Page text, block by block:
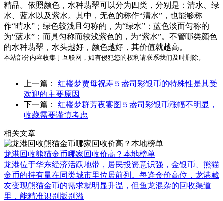
精品。依照颜色，水种翡翠可以分为四类，分别是：清水、绿
水、蓝水以及紫水。其中，无色的称作“清水”，也能够称
作“晴水”；绿色较浅且匀称的，为“绿水”；蓝色淡而匀称的
为“蓝水”；而具匀称而较浅紫色的，为“紫水”。不管哪类颜色
的水种翡翠，水头越好，颜色越好，其价值就越高。
本站部分内容收集于互联网，如有侵犯您的权利请联系我们及时删除。
上一篇： 红楼梦贾母祝寿５盎司彩银币的特殊性是其受
欢迎的主要原因
下一篇： 红楼梦群芳夜宴图５盎司彩银币涨幅不明显，
收藏需要谨慎考虑
相关文章
龙港回收熊猫金币哪家回收价高？本地榜单
龙港位于华东经济活跃地带，居民投资意识强，金银币、熊猫
金币的持有量在同类城市里位居前列。每逢金价高位，龙港藏
友变现熊猫金币的需求就明显升温，但鱼龙混杂的回收渠道
里，能精准识别版别溢